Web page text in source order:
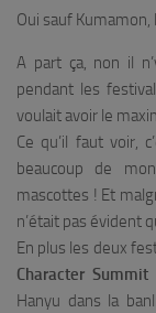
Oui sauf Kumamon,
A part ça, non il
pendant les
voulait avoir le
Ce qu’il faut voir,
beaucoup de
mascottes ! Et
n’était pas évident
En plus les deux
Character Summit
Hanyu dans la